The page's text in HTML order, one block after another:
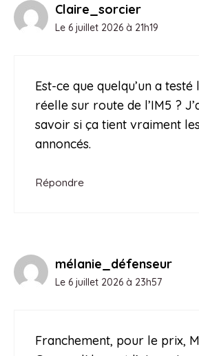
Claire_sorcier
Le 6 juillet 2026 à 21h19
Est-ce que quelqu’un a testé
réelle sur route de l’IM5 ?
savoir si ça tient vraiment
annoncés.
Répondre
mélanie_défenseur
Le 6 juillet 2026 à 23h57
Franchement, pour le prix,